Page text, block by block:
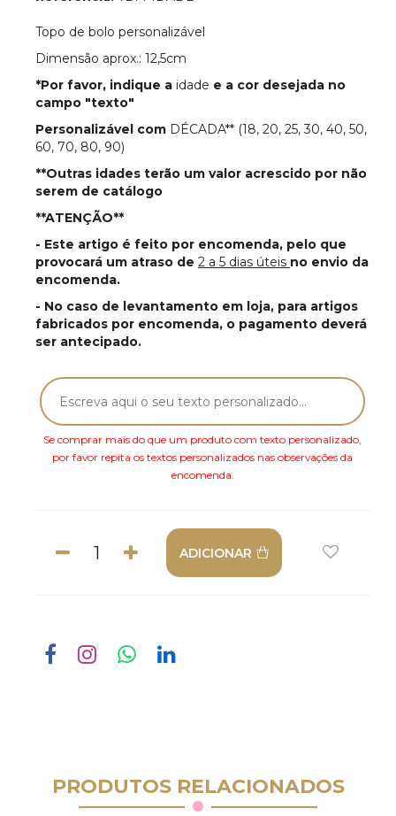
Topo de bolo personalizável
Dimensão aprox.: 12,5cm
*Por favor, indique a idade e a cor desejada no
campo "texto"
Personalizável com DÉCADA** (18, 20, 25, 30, 40, 50,
60, 70, 80, 90)
**Outras idades terão um valor acrescido por não
serem de catálogo
**ATENÇÃO**
- Este artigo é feito por encomenda, pelo que
provocará um atraso de 2 a 5 dias úteis no envio da
encomenda.
- No caso de levantamento em loja, para artigos
fabricados por encomenda, o pagamento deverá
ser antecipado.
Se comprar mais do que um produto com texto personalizado,
por favor repita os textos personalizados nas observações da
encomenda.
ADICIONAR
PRODUTOS RELACIONADOS